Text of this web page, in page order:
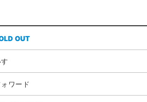
OUT
ゞ
ォワード